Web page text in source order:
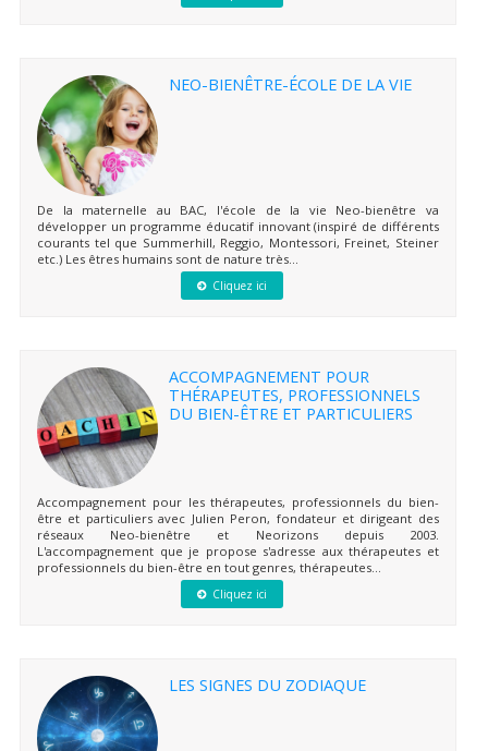
NEO-BIENÊTRE-ÉCOLE DE LA VIE
De la maternelle au BAC, l'école de la vie Neo-bienêtre va
développer un programme éducatif innovant (inspiré de différents
courants tel que Summerhill, Reggio, Montessori, Freinet, Steiner
etc.) Les êtres humains sont de nature très...
Cliquez ici
ACCOMPAGNEMENT POUR
THÉRAPEUTES, PROFESSIONNELS
DU BIEN-ÊTRE ET PARTICULIERS
Accompagnement pour les thérapeutes, professionnels du bien-
être et particuliers avec Julien Peron, fondateur et dirigeant des
réseaux Neo-bienêtre et Neorizons depuis 2003.
L'accompagnement que je propose s'adresse aux thérapeutes et
professionnels du bien-être en tout genres, thérapeutes...
Cliquez ici
LES SIGNES DU ZODIAQUE